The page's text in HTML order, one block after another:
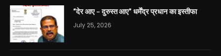
“देर आए – दुरुस्त आए” धर्मेंद्र प्रधान का इस्तीफा
July 25, 2026